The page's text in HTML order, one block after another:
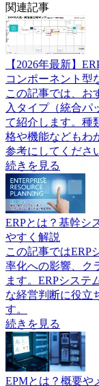
関連記事
【2026年最新】
コンポーネント型
この記事では、お
入タイプ（統合パ
て紹介します。種
格や機能などもわ
参考にしてくださ
続きを見る
ERPとは？基幹シ
やすく解説
この記事ではERP
率化への影響、ク
ます。ERPシステ
な経営判断に役立
す。
続きを見る
EPMとは？概要や